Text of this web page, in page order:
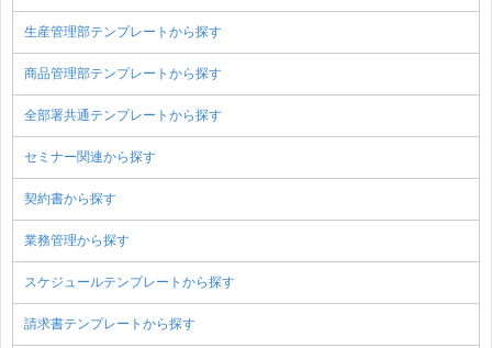
生産管理部テンプレートから探す
商品管理部テンプレートから探す
全部署共通テンプレートから探す
セミナー関連から探す
契約書から探す
業務管理から探す
スケジュールテンプレートから探す
請求書テンプレートから探す